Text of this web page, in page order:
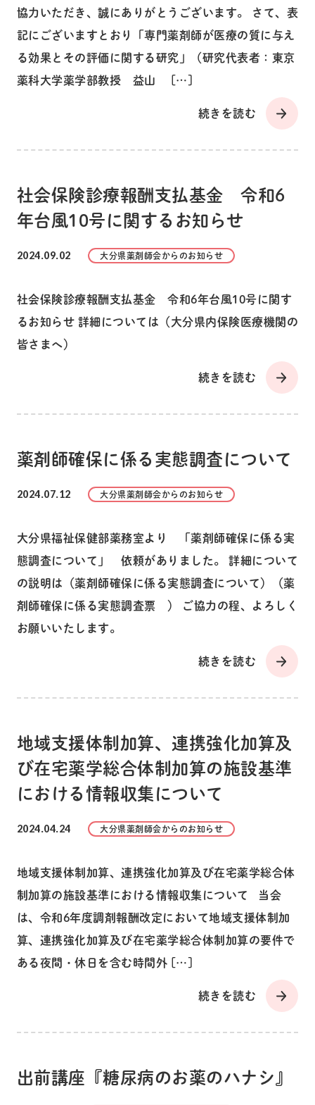
協力いただき、誠にありがとうございます。 さて、表
記にございますとおり「専門薬剤師が医療の質に与え
る効果とその評価に関する研究」（研究代表者：東京
薬科大学薬学部教授 益山 […]
続きを読む
社会保険診療報酬支払基金 令和6
年台風10号に関するお知らせ
2024.09.02 大分県薬剤師会からのお知らせ
社会保険診療報酬支払基金 令和6年台風10号に関す
るお知らせ 詳細については（大分県内保険医療機関の
皆さまへ）
続きを読む
薬剤師確保に係る実態調査について
2024.07.12 大分県薬剤師会からのお知らせ
大分県福祉保健部薬務室より 「薬剤師確保に係る実
態調査について」 依頼がありました。 詳細について
の説明は（薬剤師確保に係る実態調査について）（薬
剤師確保に係る実態調査票 ） ご協力の程、よろしく
お願いいたします。
続きを読む
地域支援体制加算、連携強化加算及
び在宅薬学総合体制加算の施設基準
における情報収集について
2024.04.24 大分県薬剤師会からのお知らせ
地域支援体制加算、連携強化加算及び在宅薬学総合体
制加算の施設基準における情報収集について 当会
は、令和6年度調剤報酬改定において地域支援体制加
算、連携強化加算及び在宅薬学総合体制加算の要件で
ある夜間・休日を含む時間外 […]
続きを読む
出前講座『糖尿病のお薬のハナシ』